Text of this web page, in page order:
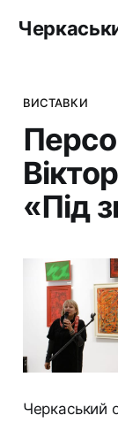
ВИСТАВКИ
«Під
Черкаський